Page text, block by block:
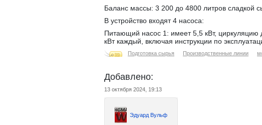
Баланс массы: 3 200 до 4800 литров сладкой
В устройство входят 4 насоса:
Питающий насос 1: имеет 5,5 кВт,
кВт каждый, включая инструкции по
Подготовка сырья Производственные линии
Добавлено:
13 октября 2024, 19:13
Эдуард Вульф